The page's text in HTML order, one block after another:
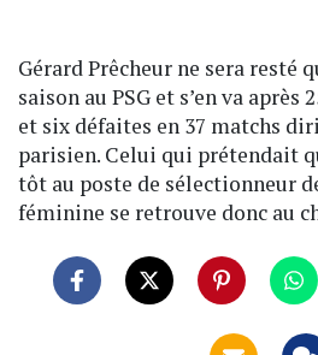
Gérard Prêcheur ne sera resté
saison au PSG et s’en va
et six défaites en 37 matchs
parisien. Celui qui prétendait
tôt au poste de sélectionneur
féminine se retrouve donc au